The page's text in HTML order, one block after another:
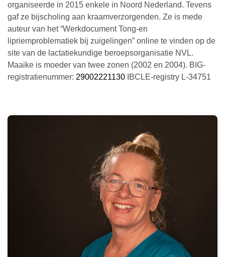
organiseerde in 2015 enkele in Noord Nederland. Tevens
gaf ze bijscholing aan kraamverzorgenden. Ze is mede
auteur van het “Werkdocument Tong-en
lipriemproblematiek bij zuigelingen” online te vinden op de
site van de lactatiekundige beroepsorganisatie NVL.
Maaike is moeder van twee zonen (2002 en 2004). BIG-
registratienummer: 29002221130 IBCLE-registry L-34751